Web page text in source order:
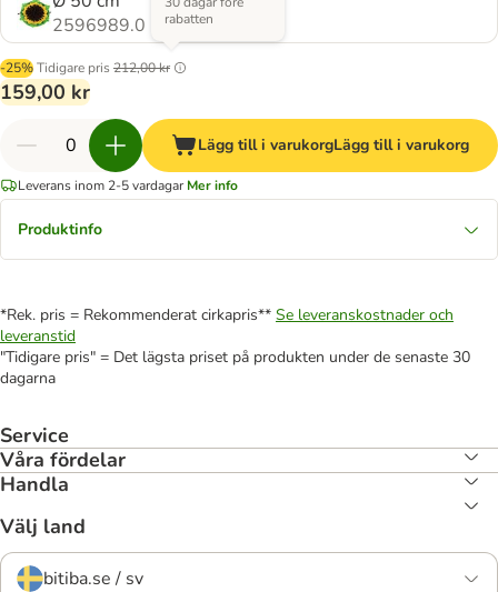
2596989.0
-25%Tidigare pris 212,00 kr
rabatten
159,00 kr
Lägg till i varukorgLägg till i varukorg
Leverans inom 2-5 vardagar Mer info
Produktinfo
*Rek. pris = Rekommenderat cirkapris** Se leveranskostnader och
leveranstid
"Tidigare pris" = Det lägsta priset på produkten under de senaste 30
dagarna
Service
Våra fördelar
Handla
Välj land
bitiba.se / sv